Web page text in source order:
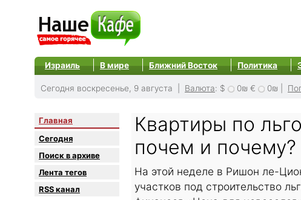
Израиль В мире Ближний Восток Политика
Сегодня воскресенье, 9 августа | Валюта: $ 0₪ € 0₪
Главная
Сегодня
Поиск в архиве
Лента тегов
RSS канал
Квартиры по
почем и почему?
На этой неделе в Ришон ле-
участков под строительство